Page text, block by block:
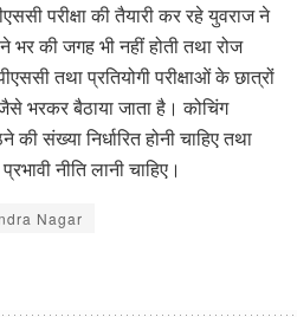
परीक्षा की तैयारी कर रहे युवराज ने
भर की जगह भी नहीं होती तथा रोज
तथा प्रतियोगी परीक्षाओं के छात्रों
भरकर बैठाया जाता है। कोचिंग
संख्या निर्धारित होनी चाहिए तथा
नीति लानी चाहिए।
Nagar